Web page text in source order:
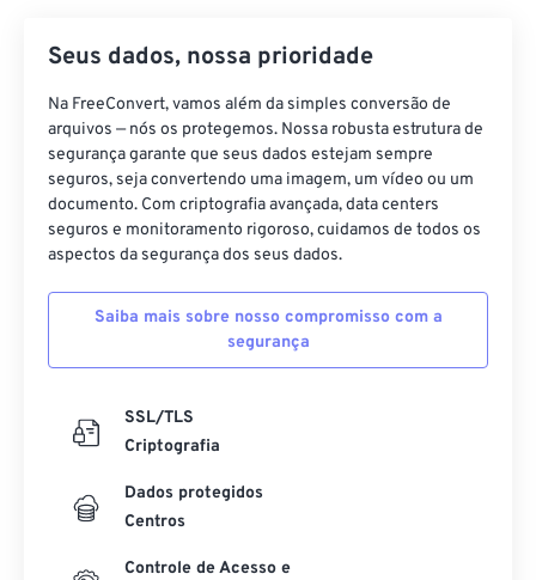
Seus dados, nossa prioridade
Na FreeConvert, vamos além da simples conversão de
arquivos — nós os protegemos. Nossa robusta estrutura de
segurança garante que seus dados estejam sempre
seguros, seja convertendo uma imagem, um vídeo ou um
documento. Com criptografia avançada, data centers
seguros e monitoramento rigoroso, cuidamos de todos os
aspectos da segurança dos seus dados.
Saiba mais sobre nosso compromisso com a
segurança
SSL/TLS
Criptografia
Dados protegidos
Centros
Controle de Acesso e